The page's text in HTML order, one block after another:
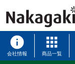
会社情報 商品一覧